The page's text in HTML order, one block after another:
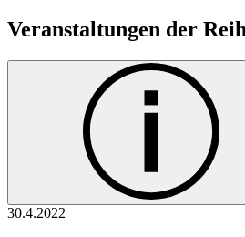
Veranstaltungen der
30.4.2022